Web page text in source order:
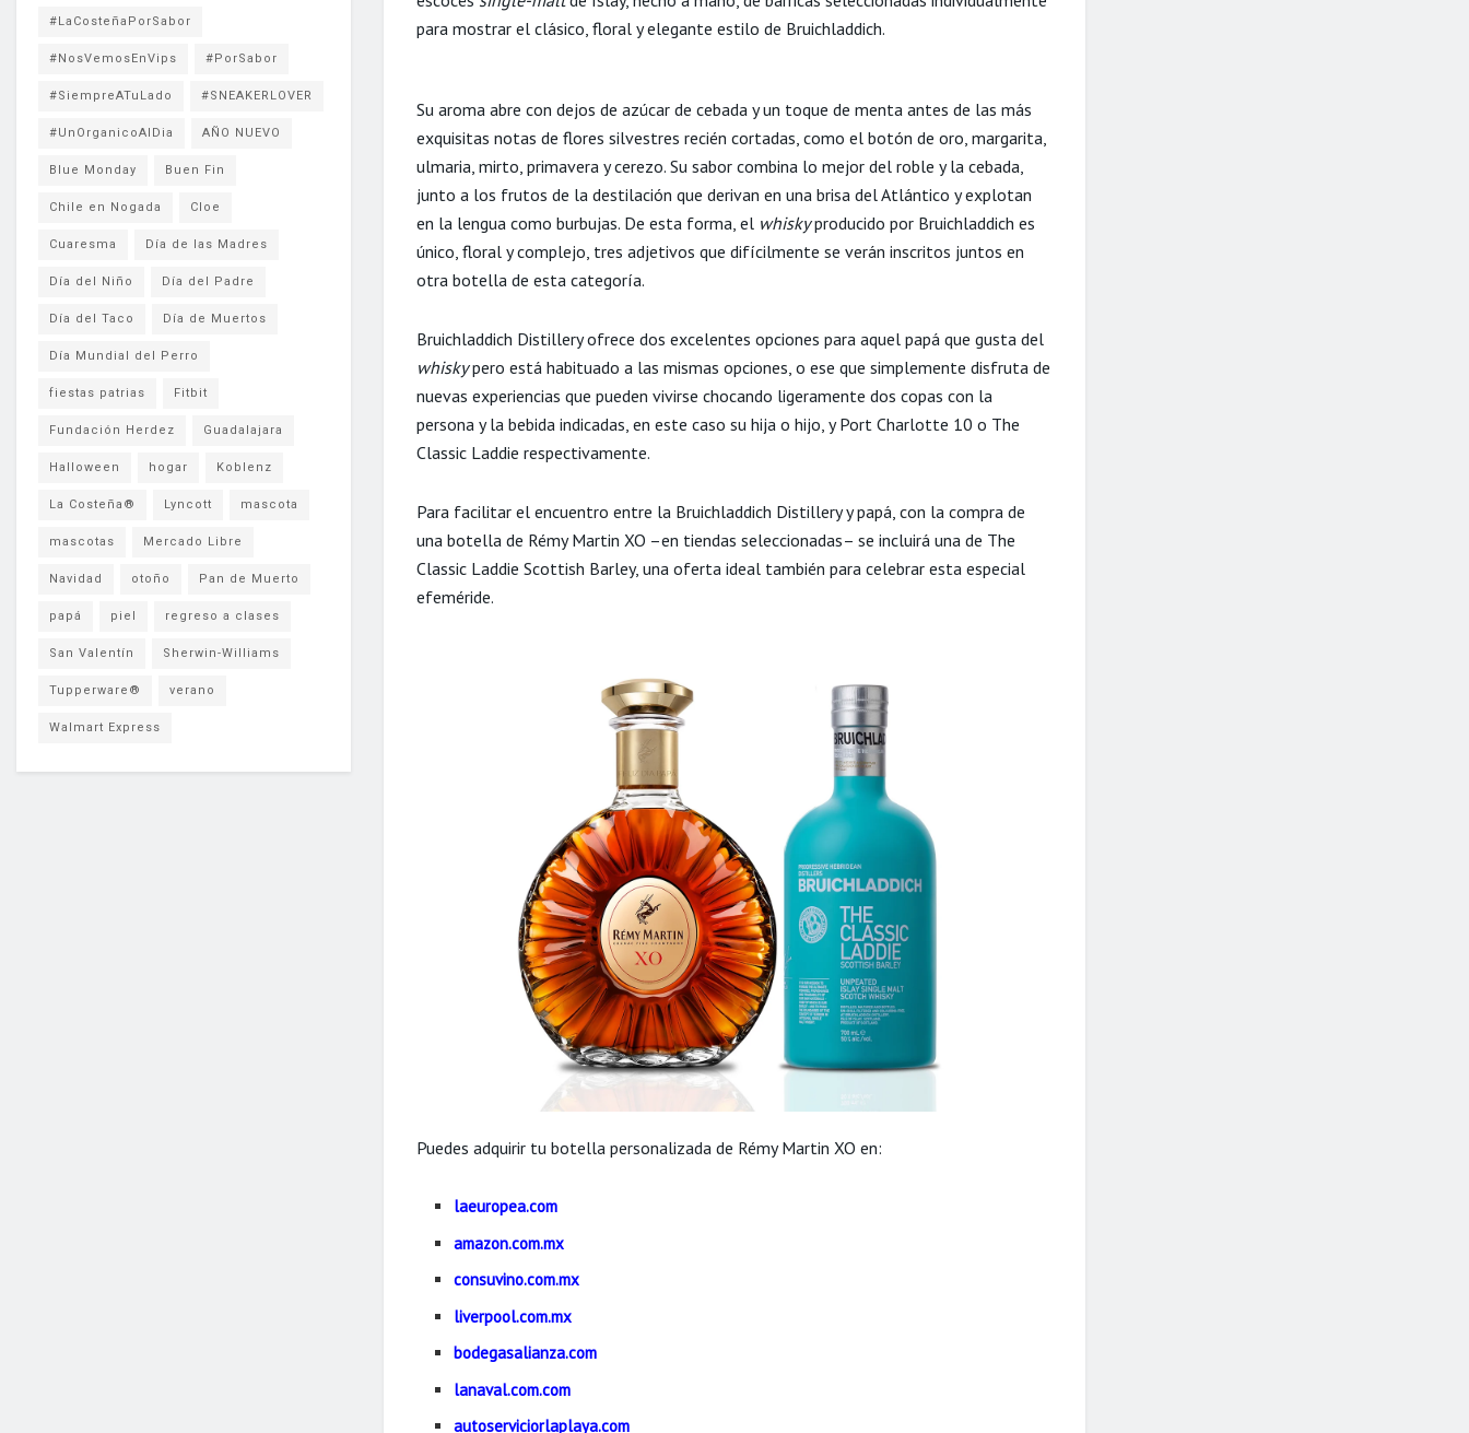
para mostrar el clásico, floral y elegante estilo de Bruichladdich.
Su aroma abre con dejos de azúcar de cebada y un toque de menta antes de las más
exquisitas notas de flores silvestres recién cortadas, como el botón de oro, margarita,
ulmaria, mirto, primavera y cerezo. Su sabor combina lo mejor del roble y la cebada,
junto a los frutos de la destilación que derivan en una brisa del Atlántico y explotan
en la lengua como burbujas. De esta forma, el whiskyproducido por Bruichladdich es
único, floral y complejo, tres adjetivos que difícilmente se verán inscritos juntos en
otra botella de esta categoría.
Bruichladdich Distillery ofrece dos excelentes opciones para aquel papá que gusta del
whiskypero está habituado a las mismas opciones, o ese que simplemente disfruta de
nuevas experiencias que pueden vivirse chocando ligeramente dos copas con la
persona y la bebida indicadas, en este caso su hija o hijo, y Port Charlotte 10 o The
Classic Laddie respectivamente.
Para facilitar el encuentro entre la Bruichladdich Distillery y papá, con la compra de
una botella de Rémy Martin XO –en tiendas seleccionadas– se incluirá una de The
Classic Laddie Scottish Barley, una oferta ideal también para celebrar esta especial
efeméride.
Puedes adquirir tu botella personalizada de Rémy Martin XO en:
laeuropea.com
amazon.com.mx
consuvino.com.mx
liverpool.com.mx
bodegasalianza.com
lanaval.com.com
autoserviciorlaplaya.com
#LaCosteñaPorSabor
#NosVemosEnVips #PorSabor
#SiempreATuLado #SNEAKERLOVER
#UnOrganicoAlDia AÑO NUEVO
Blue Monday Buen Fin
Chile en Nogada Cloe
Cuaresma Día de las Madres
Día del Niño Día del Padre
Día del Taco Día de Muertos
Día Mundial del Perro
fiestas patrias Fitbit
Fundación Herdez Guadalajara
Halloween hogar Koblenz
La Costeña® Lyncott mascota
mascotas Mercado Libre
Navidad otoño Pan de Muerto
papá piel regreso a clases
San Valentín Sherwin-Williams
Tupperware® verano
Walmart Express